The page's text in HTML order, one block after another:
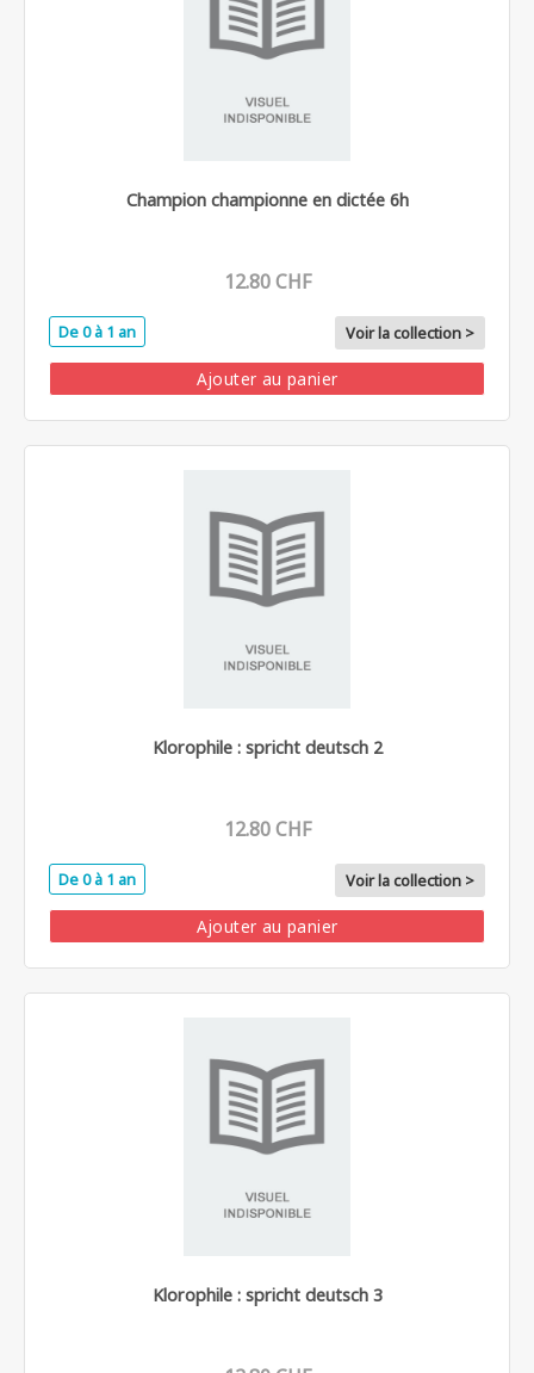
Champion championne en dictée 6h
12.80 CHF
De 0 à 1 an Voir la collection >
Ajouter au panier
Klorophile : spricht deutsch 2
12.80 CHF
De 0 à 1 an Voir la collection >
Ajouter au panier
Klorophile : spricht deutsch 3